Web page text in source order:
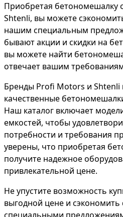
Приобретая бетономешалку
Shtenli, вы можете
нашим специальным
бывают акции и скидки на
вы можете найти
отвечает вашим
Бренды Profi Motors и Shtenli
качественные
Наш каталог включает
емкостей, чтобы
потребности и требования
уверены, что приобретая
получите надежное
привлекательной цене.
Не упустите возможность
выгодной цене и